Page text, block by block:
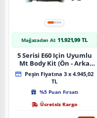
Mağazadan Al: 11.921,99 TL
5 Serisi E60 Için Uyumlu
Mt Body Kit (Ön - Arka
Tampon -Marspiyel )
Peşin Fiyatına 3 x 4.945,02
TL
%5 Puan Fırsatı
Ücretsiz Kargo